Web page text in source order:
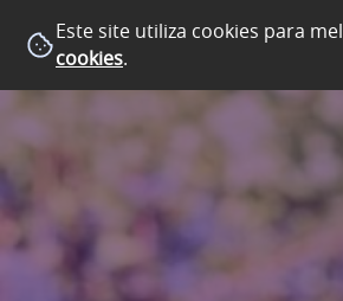
Este site utiliza cookies para
cookies.